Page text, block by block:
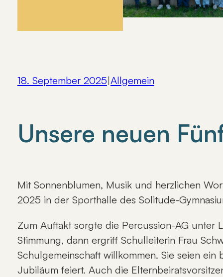
18. September 2025|Allgemein
Unsere neuen
Mit Sonnenblumen, Musik und herzlichen
2025 in der Sporthalle des Solitude-
Zum Auftakt sorgte die Percussion-AG unter
Stimmung, dann ergriff Schulleiterin Frau
Schulgemeinschaft willkommen. Sie seien
Jubiläum feiert. Auch die